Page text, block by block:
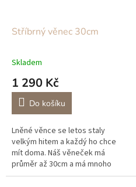
Stříbrný věnec 30cm
Skladem
1 290 Kč
Do košíku
Lněné věnce se letos staly
velkým hitem a každý ho chce
mít doma. Náš věneček má
průměr až 30cm a má mnoho
využití, můžete ho zavěsit,